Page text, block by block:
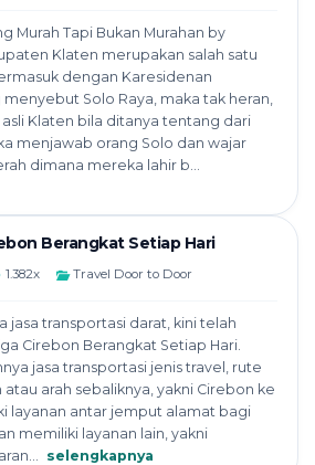
Murah Tapi Bukan Murahan by
Klaten merupakan salah satu
dengan Karesidenan
Solo Raya, maka tak heran,
Klaten bila ditanya tentang dari
menjawab orang Solo dan wajar
dimana mereka lahir b...
Berangkat Setiap Hari
1.382x Travel Door to Door
jasa transportasi darat, kini telah
Cirebon Berangkat Setiap Hari.
jasa transportasi jenis travel, rute
arah sebaliknya, yakni Cirebon ke
layanan antar jemput alamat bagi
memiliki layanan lain, yakni
selengkapnya